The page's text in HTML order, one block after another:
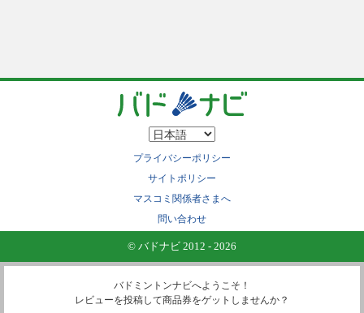
プライバシーポリシー
サイトポリシー
マスコミ関係者さまへ
問い合わせ
© バドナビ 2012 - 2026
バドミントンナビへようこそ！
レビューを投稿して商品券をゲットしませんか？